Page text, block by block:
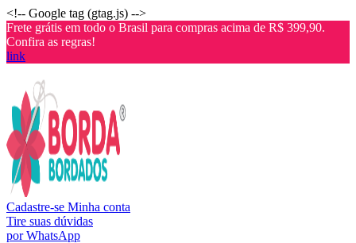
<!-- Google tag (gtag.js) -->
Frete grátis em todo o Brasil para compras acima de R$ 399,90.
Confira as regras!
link
Cadastre-se Minha conta
Tire suas dúvidas
por WhatsApp